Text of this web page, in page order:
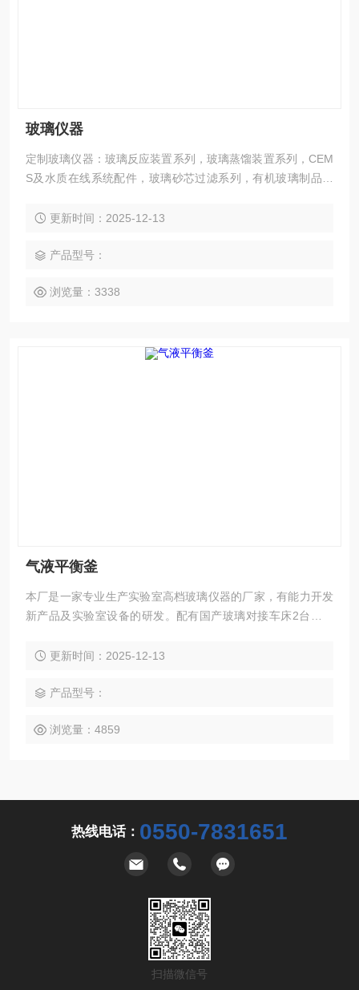
玻璃仪器
定制玻璃仪器：玻璃反应装置系列，玻璃蒸馏装置系列，CEM
S及水质在线系统配件，玻璃砂芯过滤系列，有机玻璃制品系
列，玻璃成套仪器系列，玻璃镀银及高真空仪器系列，标准口/
更新时间：2025-12-13
产品型号：
浏览量：3338
气液平衡釜
本厂是一家专业生产实验室高档玻璃仪器的厂家，有能力开发
新产品及实验室设备的研发。配有国产玻璃对接车床2台，进
题。为国内数家玻璃仪器厂家贴牌生产，本厂以高质量，和精
更新时间：2025-12-13
产品型号：
浏览量：4859
热线电话： 0550-7831651
扫描微信号